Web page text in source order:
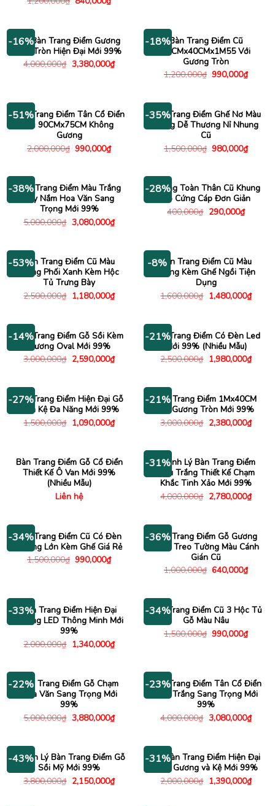
hiện
840,000₫.
-16%
Bộ Bàn Trang Điểm Gương
Led Tròn Hiện Đại Mới 99%
4,000,000₫ Giá
gốc
3,380,000₫Giá
hiện
-18%Bàn Trang Điểm Cũ
90CMx40CMx1M55 Với
Gương Tròn
1,200,000₫ Giá
990,000₫Giá
hiện
-51%
Bàn Trang Điểm Tân Cổ Điển
Cũ 90CMx75CM Không
Gương
2,000,000₫ Giá
990,000₫Giá
hiện
990,000₫.
-35%
Bàn Trang Điểm Ghế Nơ Màu
Hồng Dễ Thương Nỉ Nhung
Cũ
1,500,000₫ Giá
980,000₫Giá
hiện
-38%
Bàn Trang Điểm Màu Trắng
Tay Nắm Hoa Văn Sang
Trọng Mới 99%
5,000,000₫ Giá
gốc
3,080,000₫Giá
hiện
3,080,000₫.
-28%
Gương Toàn Thân Cũ Khung
Gỗ Cứng Cáp Đơn Giản
400,000₫ Giá
290,000₫Giá
hiện
-53%Bàn Trang Điểm Cũ Màu
Trắng Phối Xanh Kèm Hộc
Tủ Trưng Bày
2,500,000₫ Giá
gốc
1,180,000₫Giá
hiện
1,180,000₫.
-8%Bàn Trang Điểm Cũ Màu
Trắng Kèm Ghế Ngồi Tiện
Dụng
1,600,000₫ Giá
gốc
1,480,000₫Giá
hiện
-14%
Bàn Trang Điểm Gỗ Sồi Kèm
Gương Oval Mới 99%
3,000,000₫ Giá
gốc
2,590,000₫Giá
hiện
2,590,000₫.
-21%
Bàn Trang Điểm Có Đèn Led
Mới 99% (Nhiều Mẫu)
2,500,000₫ Giá
gốc
1,980,000₫Giá
hiện
-27%
Bàn Trang Điểm Hiện Đại Gỗ
Kèm Kệ Đa Năng Mới 99%
1,500,000₫ Giá
gốc
1,090,000₫Giá
hiện
1,090,000₫.
-21%
Bàn Trang Điểm 1Mx40CM
Gỗ Gương Tròn Mới 99%
3,000,000₫ Giá
gốc
2,380,000₫Giá
hiện
Bàn Trang Điểm Gỗ Cổ Điển
Thiết Kế Ô Van Mới 99%
(Nhiều Mẫu)
Liên hệ
-31%Thanh Lý Bàn Trang Điểm
Màu Trắng Thiết Kế Chạm
Khắc Tinh Xảo Mới 99%
4,000,000₫ Giá
gốc
2,780,000₫Giá
hiện
-34%
Bàn Trang Điểm Cũ Có Đèn
Gương Lớn Kèm Ghế Giá Rẻ
1,500,000₫ Giá
990,000₫Giá
hiện
-36%
Bàn Trang Điểm Gỗ Gương
Tròn Treo Tường Màu Cánh
Gián Cũ
1,000,000₫ Giá
640,000₫Giá
hiện
-33%Bàn Trang Điểm Hiện Đại
Gương LED Thông Minh Mới
99%
2,000,000₫ Giá
gốc
1,340,000₫Giá
hiện
1,340,000₫.
-34%
Bàn Trang Điểm Cũ 3 Hộc Tủ
Gỗ Màu Nâu
1,500,000₫ Giá
990,000₫Giá
hiện
-22%Bàn Trang Điểm Gỗ Chạm
Hoa Văn Sang Trọng Mới
99%
5,000,000₫ Giá
gốc
3,880,000₫Giá
hiện
3,880,000₫.
-23%
Bàn Trang Điểm Tân Cổ Điển
Màu Trắng Sang Trọng Mới
99%
4,000,000₫ Giá
gốc
3,080,000₫Giá
hiện
-43%
Thanh Lý Bàn Trang Điểm Gỗ
Sồi Mỹ Mới 99%
3,800,000₫ Giá
gốc
2,150,000₫Giá
hiện
-31%
Bộ Bàn Trang Điểm Hiện Đại
Kèm Gương và Kệ Mới 99%
2,000,000₫ Giá
gốc
1,390,000₫Giá
hiện